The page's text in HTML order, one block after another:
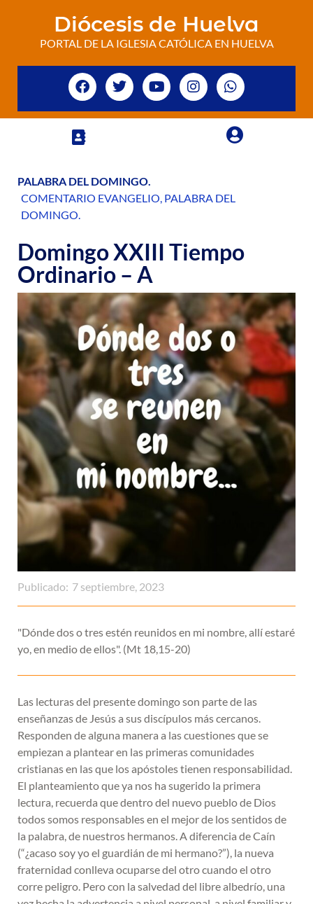
Diócesis de Huelva
PORTAL DE LA IGLESIA CATÓLICA EN HUELVA
PALABRA DEL DOMINGO.
COMENTARIO EVANGELIO, PALABRA DEL
DOMINGO.
Domingo XXIII Tiempo
Ordinario – A
Publicado: 7 septiembre, 2023
"Dónde dos o tres estén reunidos en mi nombre, allí estaré
yo, en medio de ellos". (Mt 18,15-20)
Las lecturas del presente domingo son parte de las
enseñanzas de Jesús a sus discípulos más cercanos.
Responden de alguna manera a las cuestiones que se
empiezan a plantear en las primeras comunidades
cristianas en las que los apóstoles tienen responsabilidad.
El planteamiento que ya nos ha sugerido la primera
lectura, recuerda que dentro del nuevo pueblo de Dios
todos somos responsables en el mejor de los sentidos de
la palabra, de nuestros hermanos. A diferencia de Caín
(“¿acaso soy yo el guardián de mi hermano?”), la nueva
fraternidad conlleva ocuparse del otro cuando el otro
corre peligro. Pero con la salvedad del libre albedrío, una